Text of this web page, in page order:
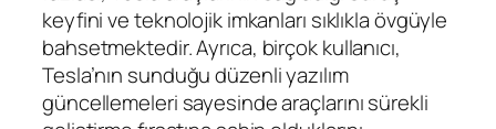
keyfini ve teknolojik imkanları sıklıkla övgüyle
bahsetmektedir. Ayrıca, birçok kullanıcı,
Tesla’nın sunduğu düzenli yazılım
güncellemeleri sayesinde araçlarını sürekli